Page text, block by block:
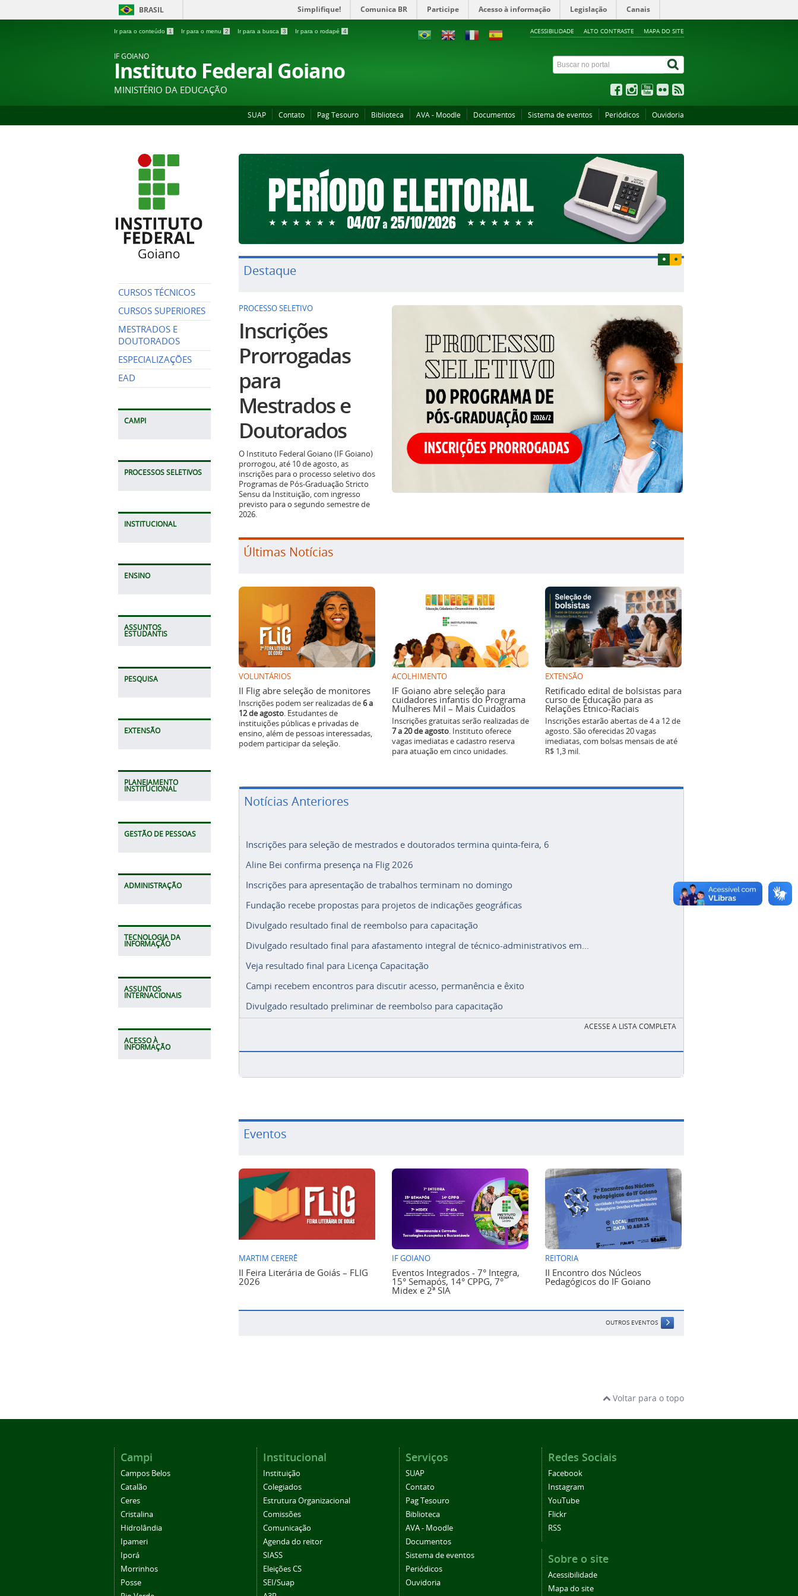
BRASIL Simplifique! Comunica BR Participe Acesso à informação Legislação Canais
Ir para o conteúdo 1 Ir para o menu 2 Ir para a busca 3 Ir para o rodapé 4 ACESSIBILIDADE ALTO CONTRASTE MAPA DO SITE
IF GOIANO
Instituto Federal Goiano
MINISTÉRIO DA EDUCAÇÃO
SUAP Contato Pag Tesouro Biblioteca AVA - Moodle Documentos Sistema de eventos Periódicos Ouvidoria
CURSOS TÉCNICOS
CURSOS SUPERIORES
MESTRADOS E
DOUTORADOS
ESPECIALIZAÇÕES
EAD
CAMPI
PROCESSOS SELETIVOS
INSTITUCIONAL
ENSINO
ASSUNTOS
ESTUDANTIS
PESQUISA
EXTENSÃO
PLANEJAMENTO
INSTITUCIONAL
GESTÃO DE PESSOAS
ADMINISTRAÇÃO
TECNOLOGIA DA
INFORMAÇÃO
ASSUNTOS
INTERNACIONAIS
ACESSO À
INFORMAÇÃO
Destaque
PROCESSO SELETIVO
Inscrições
Prorrogadas
para
Mestrados e
Doutorados
O Instituto Federal Goiano (IF Goiano)
prorrogou, até 10 de agosto, as
inscrições para o processo seletivo dos
Programas de Pós-Graduação Stricto
Sensu da Instituição, com ingresso
previsto para o segundo semestre de
2026.
Últimas Notícias
VOLUNTÁRIOS
II Flig abre seleção de monitores
Inscrições podem ser realizadas de6 a
12 de agosto. Estudantes de
instituições públicas e privadas de
ensino, além de pessoas interessadas,
podem participar da seleção.
ACOLHIMENTO
IF Goiano abre seleção para
cuidadores infantis do Programa
Mulheres Mil – Mais Cuidados
Inscrições gratuitas serão realizadas de
7 a 20 de agosto. Instituto oferece
vagas imediatas e cadastro reserva
para atuação em cinco unidades.
EXTENSÃO
Retificado edital de bolsistas para
curso de Educação para as
Relações Étnico-Raciais
Inscrições estarão abertas de 4 a 12 de
agosto. São oferecidas 20 vagas
imediatas, com bolsas mensais de até
R$ 1,3 mil.
Notícias Anteriores
Inscrições para seleção de mestrados e doutorados termina quinta-feira, 6
Aline Bei confirma presença na Flig 2026
Inscrições para apresentação de trabalhos terminam no domingo
Fundação recebe propostas para projetos de indicações geográficas
Divulgado resultado final de reembolso para capacitação
Divulgado resultado final para afastamento integral de técnico-administrativos em...
Veja resultado final para Licença Capacitação
Campi recebem encontros para discutir acesso, permanência e êxito
Divulgado resultado preliminar de reembolso para capacitação
ACESSE A LISTA COMPLETA
Eventos
MARTIM CERERÊ
II Feira Literária de Goiás – FLIG
2026
IF GOIANO
Eventos Integrados - 7° Integra,
15° Semapós, 14° CPPG, 7°
Midex e 2ª SIA
REITORIA
II Encontro dos Núcleos
Pedagógicos do IF Goiano
OUTROS EVENTOS
Voltar para o topo
Campi
Campos Belos
Catalão
Ceres
Cristalina
Hidrolândia
Ipameri
Iporá
Morrinhos
Posse
Institucional
Instituição
Colegiados
Estrutura Organizacional
Comissões
Comunicação
Agenda do reitor
SIASS
Eleições CS
SEI/Suap
Serviços
SUAP
Contato
Pag Tesouro
Biblioteca
AVA - Moodle
Documentos
Sistema de eventos
Periódicos
Ouvidoria
Redes Sociais
Facebook
Instagram
YouTube
Flickr
RSS
Sobre o site
Acessibilidade
Mapa do site